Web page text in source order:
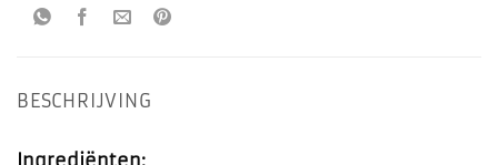
BESCHRIJVING